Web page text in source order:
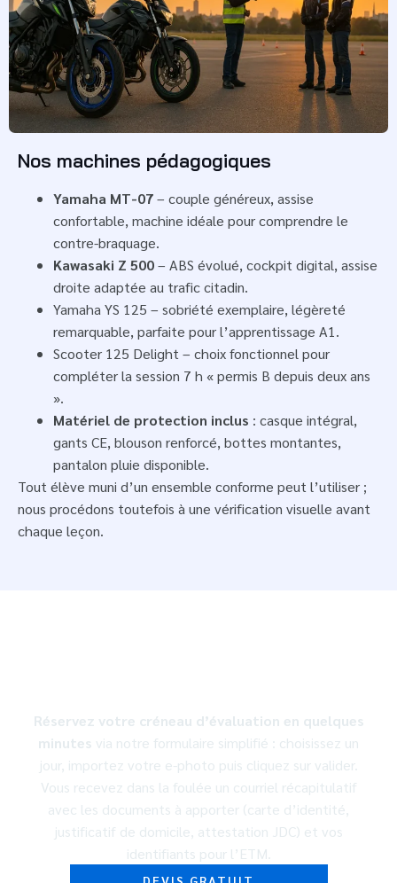
Nos machines pédagogiques
Yamaha MT-07– couple généreux, assise
confortable, machine idéale pour comprendre le
contre-braquage.
Kawasaki Z 500– ABS évolué, cockpit digital, assise
droite adaptée au trafic citadin.
Yamaha YS 125 – sobriété exemplaire, légèreté
remarquable, parfaite pour l’apprentissage A1.
Scooter 125 Delight – choix fonctionnel pour
compléter la session 7 h « permis B depuis deux ans
».
Matériel de protection inclus : casque intégral,
gants CE, blouson renforcé, bottes montantes,
pantalon pluie disponible.
Tout élève muni d’un ensemble conforme peut l’utiliser ;
nous procédons toutefois à une vérification visuelle avant
chaque leçon.
Réservez votre créneau d’évaluation en quelques
minutes via notre formulaire simplifié : choisissez un
jour, importez votre e-photo puis cliquez sur valider.
Vous recevez dans la foulée un courriel récapitulatif
avec les documents à apporter (carte d’identité,
justificatif de domicile, attestation JDC) et vos
identifiants pour l’ETM.